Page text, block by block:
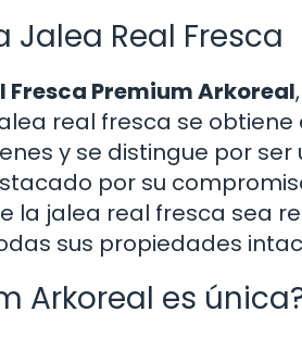
Jalea Real Fresca
Fresca Premium Arkoreal
real fresca se obtiene
y se distingue por ser
por su
la jalea real fresca sea
sus propiedades
Arkoreal es